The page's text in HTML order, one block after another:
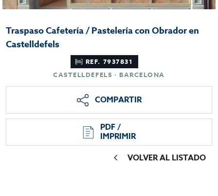
Traspaso Cafetería / Pastelería con Obrador en
Castelldefels
REF. 7937831
CASTELLDEFELS · BARCELONA
COMPARTIR
PDF /
IMPRIMIR
VOLVER AL LISTADO